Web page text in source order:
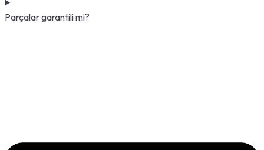
Parçalar garantili mi?